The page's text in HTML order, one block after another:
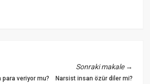
para veriyor mu?
Sonraki makale→
Narsist insan özür diler mi?